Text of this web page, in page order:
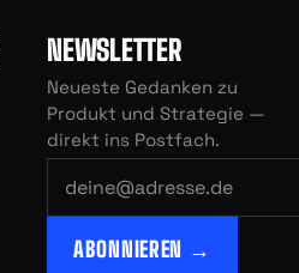
NEWSLETTER
Neueste Gedanken zu
Produkt und Strategie —
direkt ins Postfach.
ABONNIEREN →